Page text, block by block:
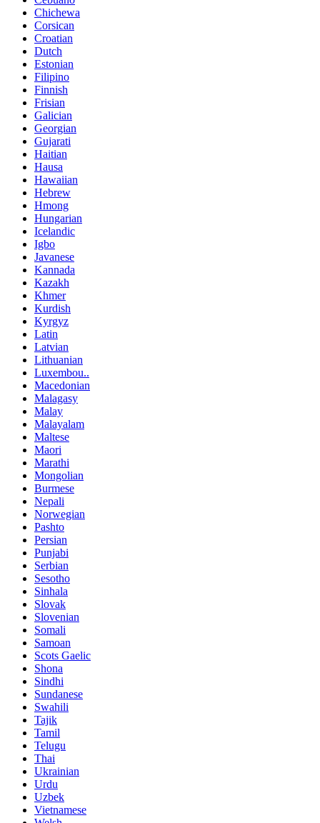
Chichewa
Corsican
Croatian
Dutch
Estonian
Filipino
Finnish
Frisian
Galician
Georgian
Gujarati
Haitian
Hausa
Hawaiian
Hebrew
Hmong
Hungarian
Icelandic
Igbo
Javanese
Kannada
Kazakh
Khmer
Kurdish
Kyrgyz
Latin
Latvian
Lithuanian
Luxembou..
Macedonian
Malagasy
Malay
Malayalam
Maltese
Maori
Marathi
Mongolian
Burmese
Nepali
Norwegian
Pashto
Persian
Punjabi
Serbian
Sesotho
Sinhala
Slovak
Slovenian
Somali
Samoan
Scots Gaelic
Shona
Sindhi
Sundanese
Swahili
Tajik
Tamil
Telugu
Thai
Ukrainian
Urdu
Uzbek
Vietnamese